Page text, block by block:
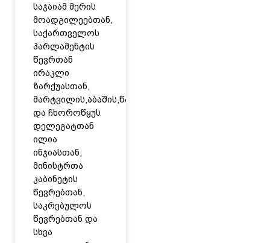
საჯაიამ მერის
მოადგილეებთან,
საქართველოს
პარლამენტის
წევრთან
ირაკლი
ზარქუასთან,
მარტვილის,აბაშის,წალენჯიხისა
და ჩხოროწყუს
დელეგატთან
ილია
ინჯიასთან,
მინისტრთა
კაბინეტის
წევრებთან,
საკრებულოს
წევრებთან და
სხვა